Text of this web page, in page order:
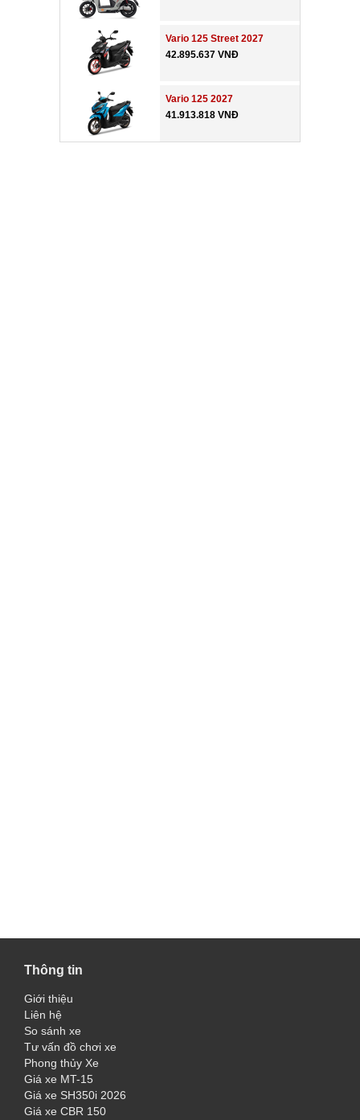
Vario 125 Street 2027
42.895.637 VNĐ
Vario 125 2027
41.913.818 VNĐ
Thông tin
Giới thiệu
Liên hệ
So sánh xe
Tư vấn đồ chơi xe
Phong thủy Xe
Giá xe MT-15
Giá xe SH350i 2026
Giá xe CBR 150